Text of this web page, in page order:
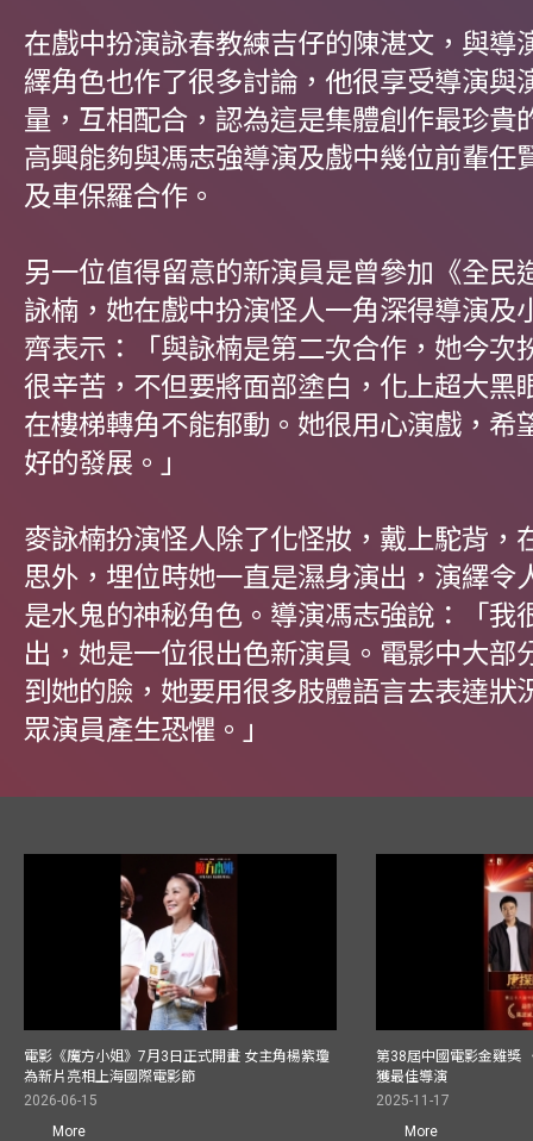
在戲中扮演詠春教練吉仔的陳湛文，與導
繹角色也作了很多討論，他很享受導演與
量，互相配合，認為這是集體創作最珍貴
高興能夠與馮志強導演及戲中幾位前輩任
及車保羅合作。
另一位值得留意的新演員是曾參加《全民
詠楠，她在戲中扮演怪人一角深得導演及
齊表示：「與詠楠是第二次合作，她今次
很辛苦，不但要將面部塗白，化上超大黑
在樓梯轉角不能郁動。她很用心演戲，希
好的發展。」
麥詠楠扮演怪人除了化怪妝，戴上駝背，
思外，埋位時她一直是濕身演出，演繹令
是水鬼的神秘角色。導演馮志強說：「我
出，她是一位很出色新演員。電影中大部
到她的臉，她要用很多肢體語言去表達狀
眾演員產生恐懼。」
電影《魔方小姐》7月3日正式開畫 女主角楊紫瓊
為新片亮相上海國際電影節
2026-06-15
More
第38屆中國電影金雞獎
獲最佳導演
2025-11-17
More